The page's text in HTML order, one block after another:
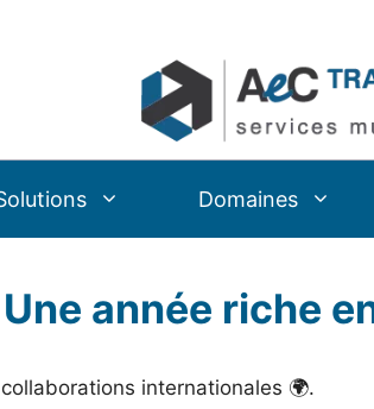
Domaines
Une année riche
internationales 🌍.